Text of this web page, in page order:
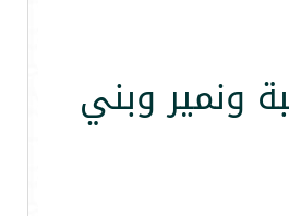
ونمير وبني